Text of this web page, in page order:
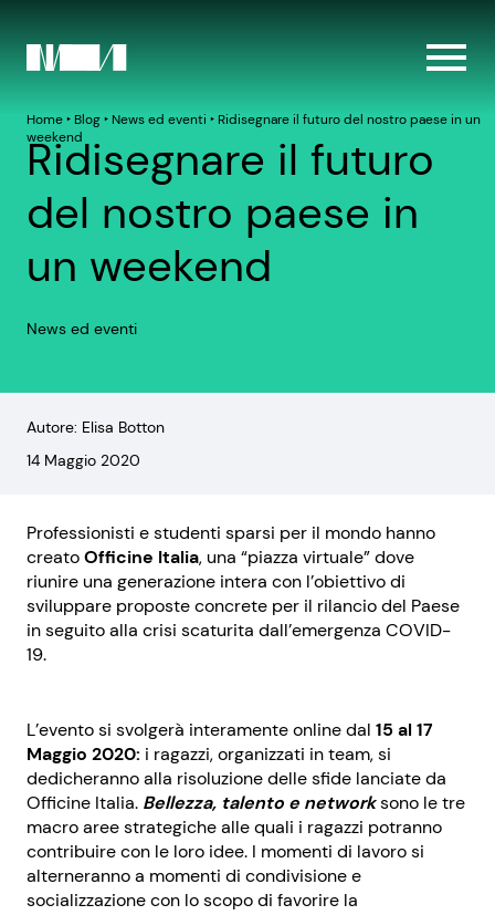
Home‣ Blog‣ News ed eventi ‣ Ridisegnare il futuro del nostro paese in un
weekend
Ridisegnare il futuro
del nostro paese in
un weekend
News ed eventi
Autore: Elisa Botton
14 Maggio 2020
Professionisti e studenti sparsi per il mondo hanno
creatoOfficine Italia, una “piazza virtuale” dove
riunire una generazione intera con l’obiettivo di
sviluppare proposte concrete per il rilancio del Paese
in seguito alla crisi scaturita dall’emergenza COVID-
19.
L’evento si svolgerà interamente online dal 15 al 17
Maggio 2020: i ragazzi, organizzati in team, si
dedicheranno alla risoluzione delle sfide lanciate da
Officine Italia. Bellezza, talento e networksono le tre
macro aree strategiche alle quali i ragazzi potranno
contribuire con le loro idee. I momenti di lavoro si
alterneranno a momenti di condivisione e
socializzazione con lo scopo di favorire la